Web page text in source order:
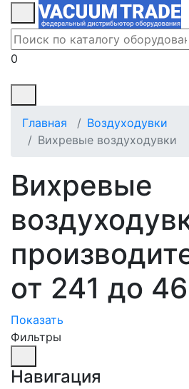
0
Главная
Воздуходувки
Вихревые воздуходувки
Вихревые
от 241 до
Показать
Фильтры
Навигация